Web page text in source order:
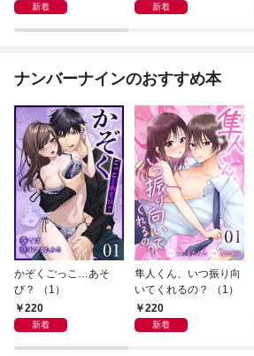
新着 新着
ナンバーナインのおすすめ本
かぞくごっこ…あそ
び？ （1）
220
新着
隼人くん、いつ振り向
いてくれるの？ （1）
220
新着